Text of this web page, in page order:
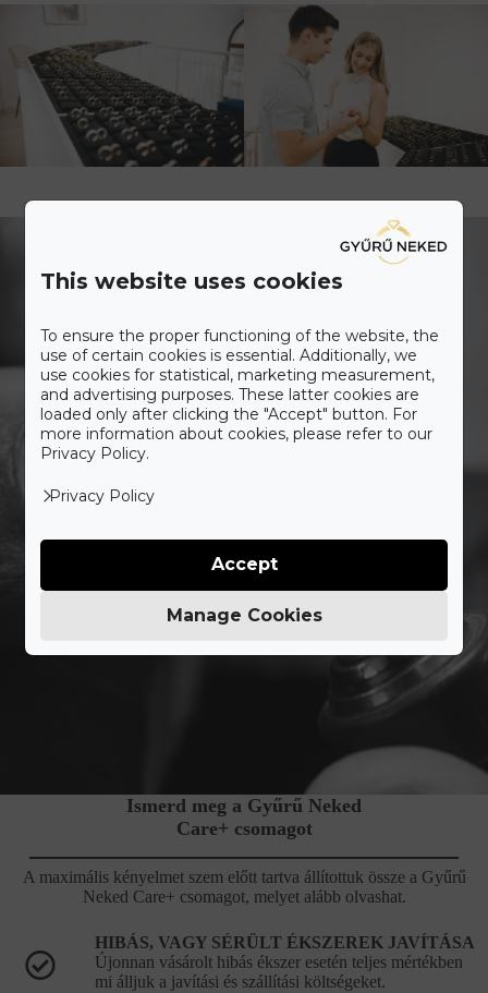
Ismerd meg a Gyűrű Neked
Care+ csomagot
A maximális kényelmet szem előtt tartva állítottuk össze a Gyűrű
Neked Care+ csomagot, melyet alább olvashat.
HIBÁS, VAGY SÉRÜLT ÉKSZEREK JAVÍTÁSA
Újonnan vásárolt hibás ékszer esetén teljes mértékben
mi álljuk a javítási és szállítási költségeket.
This website uses cookies
To ensure the proper functioning of the website, the
use of certain cookies is essential. Additionally, we
use cookies for statistical, marketing measurement,
and advertising purposes. These latter cookies are
loaded only after clicking the "Accept" button. For
more information about cookies, please refer to our
Privacy Policy.
Privacy Policy
Manage Cookies
Accept